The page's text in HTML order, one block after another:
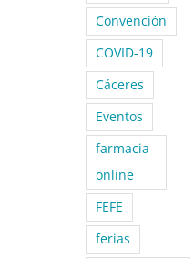
Convención
COVID-19
Cáceres
Eventos
farmacia
online
FEFE
ferias